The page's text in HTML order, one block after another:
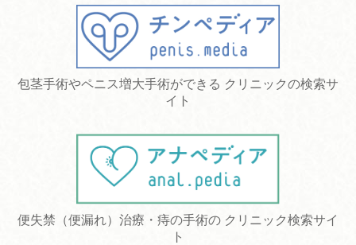
包茎手術やペニス増大手術ができる クリニックの検索サ
イト
便失禁（便漏れ）治療・痔の手術の クリニック検索サイ
ト